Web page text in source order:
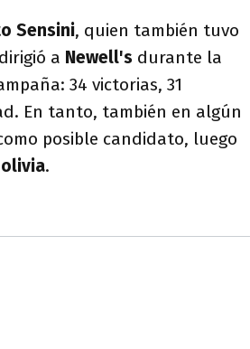
Sensini, quien también tuvo
a Newell's durante la
34 victorias, 31
En tanto, también en algún
posible candidato, luego
.